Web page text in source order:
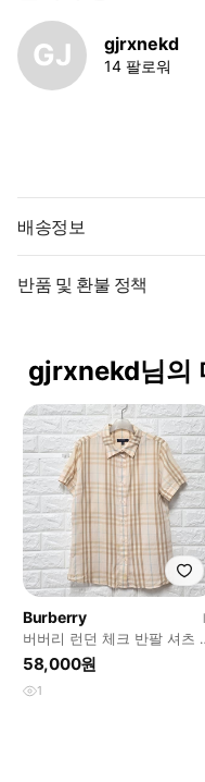
GJ gjrxnekd
14 팔로워
배송정보
반품 및 환불 정책
gjrxnekd님의
Burberry
버버리 런던 체크 반팔 셔츠
라우스 M
58,000원
1